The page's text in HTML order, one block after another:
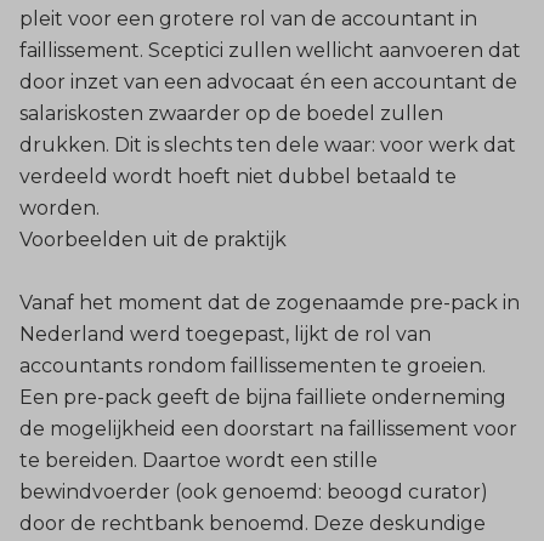
pleit voor een grotere rol van de accountant in
faillissement. Sceptici zullen wellicht aanvoeren dat
door inzet van een advocaat én een accountant de
salariskosten zwaarder op de boedel zullen
drukken. Dit is slechts ten dele waar: voor werk dat
verdeeld wordt hoeft niet dubbel betaald te
worden.
Voorbeelden uit de praktijk
Vanaf het moment dat de zogenaamde pre-pack in
Nederland werd toegepast, lijkt de rol van
accountants rondom faillissementen te groeien.
Een pre-pack geeft de bijna failliete onderneming
de mogelijkheid een doorstart na faillissement voor
te bereiden. Daartoe wordt een stille
bewindvoerder (ook genoemd: beoogd curator)
door de rechtbank benoemd. Deze deskundige